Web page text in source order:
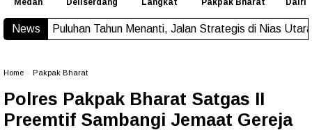
Medan Deliserdang Langkat Pakpak Bharat Dairi
News
Tahun Menanti, Jalan Strategis di Nias Utara Akhirnya
Home Pakpak Bharat
Polres Pakpak Bharat Satgas II
Preemtif Sambangi Jemaat Gereja